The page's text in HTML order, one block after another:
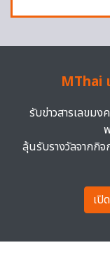
MThai
รับข่าวสารเลขมง
ลุ้นรับรางวัลจากกิ
เปิ